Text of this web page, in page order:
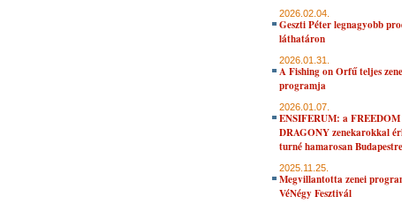
2026.02.04.
Geszti Péter legnagyobb
láthatáron
2026.01.31.
A Fishing on Orfű teljes
programja
2026.01.07.
ENSIFERUM: a
DRAGONY zenekarokkal
turné hamarosan Budapestre
2025.11.25.
Megvillantotta zenei
VéNégy Fesztivál